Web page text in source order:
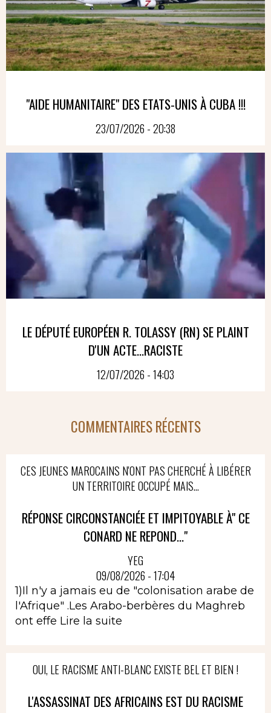
"AIDE HUMANITAIRE" DES ETATS-UNIS À CUBA !!!
23/07/2026 - 20:38
LE DÉPUTÉ EUROPÉEN R. TOLASSY (RN) SE PLAINT
D'UN ACTE...RACISTE
12/07/2026 - 14:03
COMMENTAIRES RÉCENTS
CES JEUNES MAROCAINS N'ONT PAS CHERCHÉ À LIBÉRER
UN TERRITOIRE OCCUPÉ MAIS...
RÉPONSE CIRCONSTANCIÉE ET IMPITOYABLE À" CE
CONARD NE REPOND..."
YEG
09/08/2026 - 17:04
1)Il n'y a jamais eu de "colonisation arabe de
l'Afrique" .Les Arabo-berbères du Maghreb
ont effe Lire la suite
OUI, LE RACISME ANTI-BLANC EXISTE BEL ET BIEN !
L'ASSASSINAT DES AFRICAINS EST DU RACISME